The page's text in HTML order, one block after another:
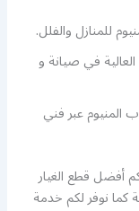
للمنازل والفلل.
العالية في صيانة و
المنيوم عبر فني
أفضل قطع الغيار
كما نوفر لكم خدمة